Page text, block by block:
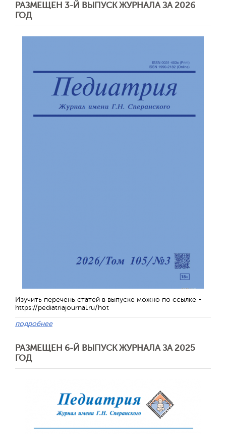
РАЗМЕЩЕН 3-Й ВЫПУСК ЖУРНАЛА ЗА 2026
ГОД
Изучить перечень статей в выпуске можно по ссылке -
https://pediatriajournal.ru/hot
подробнее
РАЗМЕЩЕН 6-Й ВЫПУСК ЖУРНАЛА ЗА 2025
ГОД